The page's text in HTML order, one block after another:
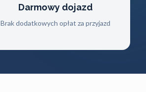
Darmowy dojazd
Brak dodatkowych opłat za przyjazd